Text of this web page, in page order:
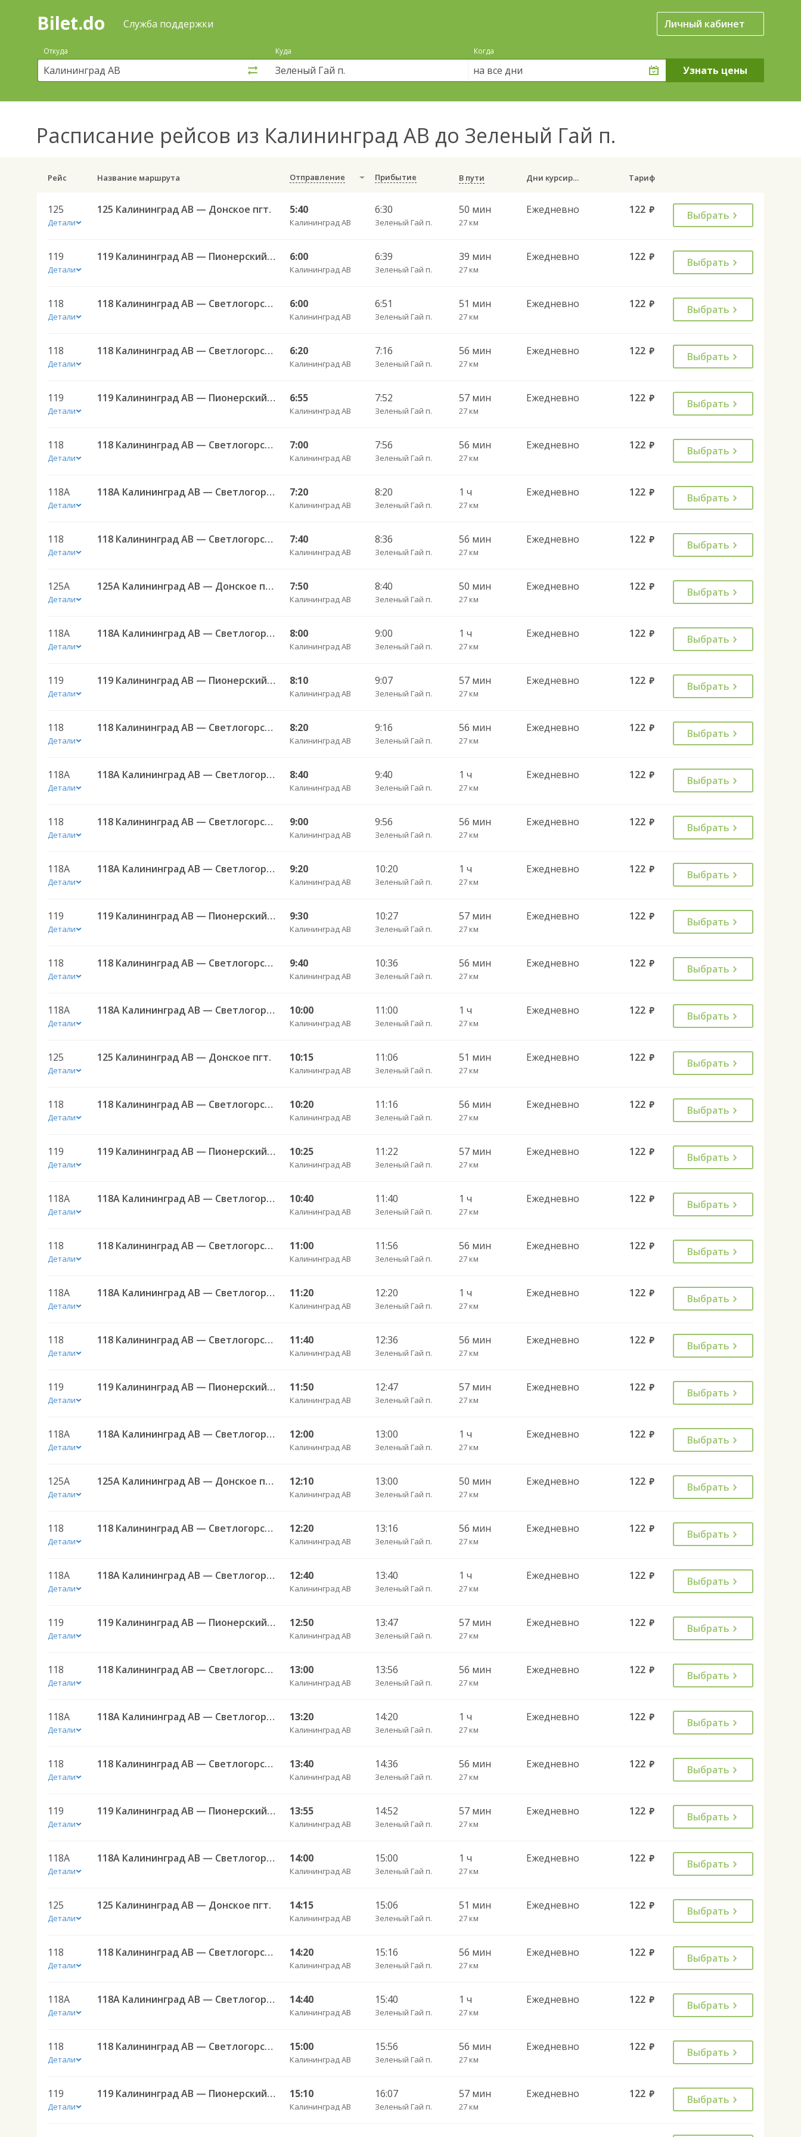
Поиск
покупка
билетов
автобус
онлайн
Bilet.do Служба поддержки Личный кабинет
Откуда Куда Когда
на все дни
Расписание рейсов из Калининград АВ до Зеленый Гай п.
Рейс Название маршрута Отправление Прибытие В пути Дни курсирования Тариф
125
Детали
125 Калининград АВ — Донское пгт. 5:40
Калининград АВ
6:30
Зеленый Гай п.
50 мин
27 км
Ежедневно 122 руб. Выбрать
119
Детали
119 Калининград АВ — Пионерский г. 6:00
Калининград АВ
6:39
Зеленый Гай п.
39 мин
27 км
Ежедневно 122 руб. Выбрать
118
Детали
118 Калининград АВ — Светлогорск г. 6:00
Калининград АВ
6:51
Зеленый Гай п.
51 мин
27 км
Ежедневно 122 руб. Выбрать
118
Детали
118 Калининград АВ — Светлогорск г. 6:20
Калининград АВ
7:16
Зеленый Гай п.
56 мин
27 км
Ежедневно 122 руб. Выбрать
119
Детали
119 Калининград АВ — Пионерский г. 6:55
Калининград АВ
7:52
Зеленый Гай п.
57 мин
27 км
Ежедневно 122 руб. Выбрать
118
Детали
118 Калининград АВ — Светлогорск г. 7:00
Калининград АВ
7:56
Зеленый Гай п.
56 мин
27 км
Ежедневно 122 руб. Выбрать
118А
Детали
118А Калининград АВ — Светлогорск г. 7:20
Калининград АВ
8:20
Зеленый Гай п.
1 ч
27 км
Ежедневно 122 руб. Выбрать
118
Детали
118 Калининград АВ — Светлогорск г. 7:40
Калининград АВ
8:36
Зеленый Гай п.
56 мин
27 км
Ежедневно 122 руб. Выбрать
125А
Детали
125А Калининград АВ — Донское пгт. ч/з Светлогорск г. 7:50
Калининград АВ
8:40
Зеленый Гай п.
50 мин
27 км
Ежедневно 122 руб. Выбрать
118А
Детали
118А Калининград АВ — Светлогорск г. 8:00
Калининград АВ
9:00
Зеленый Гай п.
1 ч
27 км
Ежедневно 122 руб. Выбрать
119
Детали
119 Калининград АВ — Пионерский г. 8:10
Калининград АВ
9:07
Зеленый Гай п.
57 мин
27 км
Ежедневно 122 руб. Выбрать
118
Детали
118 Калининград АВ — Светлогорск г. 8:20
Калининград АВ
9:16
Зеленый Гай п.
56 мин
27 км
Ежедневно 122 руб. Выбрать
118А
Детали
118А Калининград АВ — Светлогорск г. 8:40
Калининград АВ
9:40
Зеленый Гай п.
1 ч
27 км
Ежедневно 122 руб. Выбрать
118
Детали
118 Калининград АВ — Светлогорск г. 9:00
Калининград АВ
9:56
Зеленый Гай п.
56 мин
27 км
Ежедневно 122 руб. Выбрать
118А
Детали
118А Калининград АВ — Светлогорск г. 9:20
Калининград АВ
10:20
Зеленый Гай п.
1 ч
27 км
Ежедневно 122 руб. Выбрать
119
Детали
119 Калининград АВ — Пионерский г. 9:30
Калининград АВ
10:27
Зеленый Гай п.
57 мин
27 км
Ежедневно 122 руб. Выбрать
118
Детали
118 Калининград АВ — Светлогорск г. 9:40
Калининград АВ
10:36
Зеленый Гай п.
56 мин
27 км
Ежедневно 122 руб. Выбрать
118А
Детали
118А Калининград АВ — Светлогорск г. 10:00
Калининград АВ
11:00
Зеленый Гай п.
1 ч
27 км
Ежедневно 122 руб. Выбрать
125
Детали
125 Калининград АВ — Донское пгт. 10:15
Калининград АВ
11:06
Зеленый Гай п.
51 мин
27 км
Ежедневно 122 руб. Выбрать
118
Детали
118 Калининград АВ — Светлогорск г. 10:20
Калининград АВ
11:16
Зеленый Гай п.
56 мин
27 км
Ежедневно 122 руб. Выбрать
119
Детали
119 Калининград АВ — Пионерский г. 10:25
Калининград АВ
11:22
Зеленый Гай п.
57 мин
27 км
Ежедневно 122 руб. Выбрать
118А
Детали
118А Калининград АВ — Светлогорск г. 10:40
Калининград АВ
11:40
Зеленый Гай п.
1 ч
27 км
Ежедневно 122 руб. Выбрать
118
Детали
118 Калининград АВ — Светлогорск г. 11:00
Калининград АВ
11:56
Зеленый Гай п.
56 мин
27 км
Ежедневно 122 руб. Выбрать
118А
Детали
118А Калининград АВ — Светлогорск г. 11:20
Калининград АВ
12:20
Зеленый Гай п.
1 ч
27 км
Ежедневно 122 руб. Выбрать
118
Детали
118 Калининград АВ — Светлогорск г. 11:40
Калининград АВ
12:36
Зеленый Гай п.
56 мин
27 км
Ежедневно 122 руб. Выбрать
119
Детали
119 Калининград АВ — Пионерский г. 11:50
Калининград АВ
12:47
Зеленый Гай п.
57 мин
27 км
Ежедневно 122 руб. Выбрать
118А
Детали
118А Калининград АВ — Светлогорск г. 12:00
Калининград АВ
13:00
Зеленый Гай п.
1 ч
27 км
Ежедневно 122 руб. Выбрать
125А
Детали
125А Калининград АВ — Донское пгт. ч/з Светлогорск г. 12:10
Калининград АВ
13:00
Зеленый Гай п.
50 мин
27 км
Ежедневно 122 руб. Выбрать
118
Детали
118 Калининград АВ — Светлогорск г. 12:20
Калининград АВ
13:16
Зеленый Гай п.
56 мин
27 км
Ежедневно 122 руб. Выбрать
118А
Детали
118А Калининград АВ — Светлогорск г. 12:40
Калининград АВ
13:40
Зеленый Гай п.
1 ч
27 км
Ежедневно 122 руб. Выбрать
119
Детали
119 Калининград АВ — Пионерский г. 12:50
Калининград АВ
13:47
Зеленый Гай п.
57 мин
27 км
Ежедневно 122 руб. Выбрать
118
Детали
118 Калининград АВ — Светлогорск г. 13:00
Калининград АВ
13:56
Зеленый Гай п.
56 мин
27 км
Ежедневно 122 руб. Выбрать
118А
Детали
118А Калининград АВ — Светлогорск г. 13:20
Калининград АВ
14:20
Зеленый Гай п.
1 ч
27 км
Ежедневно 122 руб. Выбрать
118
Детали
118 Калининград АВ — Светлогорск г. 13:40
Калининград АВ
14:36
Зеленый Гай п.
56 мин
27 км
Ежедневно 122 руб. Выбрать
119
Детали
119 Калининград АВ — Пионерский г. 13:55
Калининград АВ
14:52
Зеленый Гай п.
57 мин
27 км
Ежедневно 122 руб. Выбрать
118А
Детали
118А Калининград АВ — Светлогорск г. 14:00
Калининград АВ
15:00
Зеленый Гай п.
1 ч
27 км
Ежедневно 122 руб. Выбрать
125
Детали
125 Калининград АВ — Донское пгт. 14:15
Калининград АВ
15:06
Зеленый Гай п.
51 мин
27 км
Ежедневно 122 руб. Выбрать
118
Детали
118 Калининград АВ — Светлогорск г. 14:20
Калининград АВ
15:16
Зеленый Гай п.
56 мин
27 км
Ежедневно 122 руб. Выбрать
118А
Детали
118А Калининград АВ — Светлогорск г. 14:40
Калининград АВ
15:40
Зеленый Гай п.
1 ч
27 км
Ежедневно 122 руб. Выбрать
118
Детали
118 Калининград АВ — Светлогорск г. 15:00
Калининград АВ
15:56
Зеленый Гай п.
56 мин
27 км
Ежедневно 122 руб. Выбрать
119
Детали
119 Калининград АВ — Пионерский г. 15:10
Калининград АВ
16:07
Зеленый Гай п.
57 мин
27 км
Ежедневно 122 руб. Выбрать